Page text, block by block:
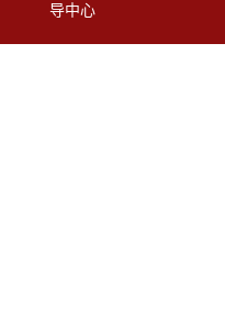
导中心